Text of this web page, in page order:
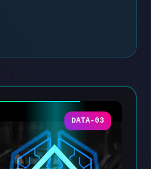
DATA-03